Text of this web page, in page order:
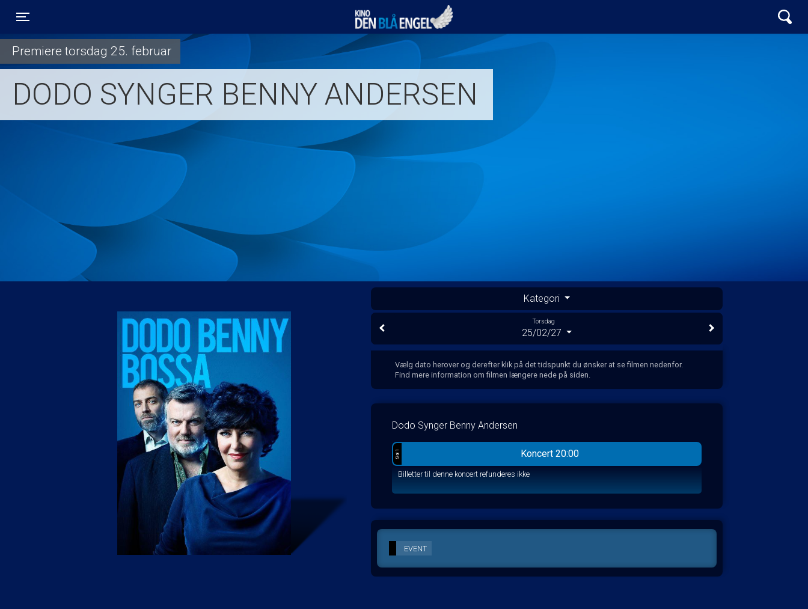
Kino Den Blå Engel
Premiere torsdag 25. februar
DODO SYNGER BENNY ANDERSEN
Kategori
Torsdag
25/02/27
Vælg dato herover og derefter klik på det tidspunkt du ønsker at se filmen nedenfor.
Find mere information om filmen længere nede på siden.
Dodo Synger Benny Andersen
Sal 1 Koncert 20:00
Billetter til denne koncert refunderes ikke
EVENT